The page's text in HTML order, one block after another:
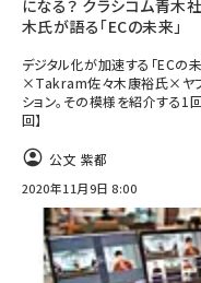
になる？ クラシコム青
木氏が語る「ECの未来」
デジタル化が加速する「ECの
×Takram佐々木康裕氏×ヤプ
ション。その模様を紹介する1
回】
公文 紫都
2020年11月9日 8:00